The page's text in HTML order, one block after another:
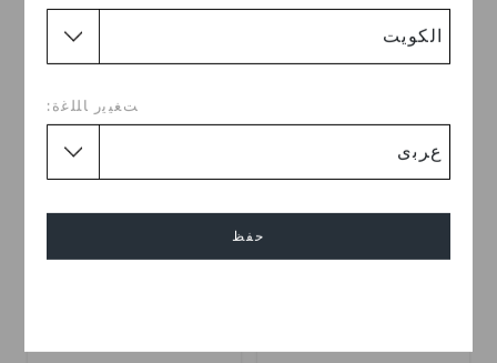
ﺖﻐﻴﻳﺭ ﺎﻠﻠﻏﺓ:
حفظ
حذاء كلوغ بايا مبطن للأطفال حذاء كلوغ كروكباند للأطفال